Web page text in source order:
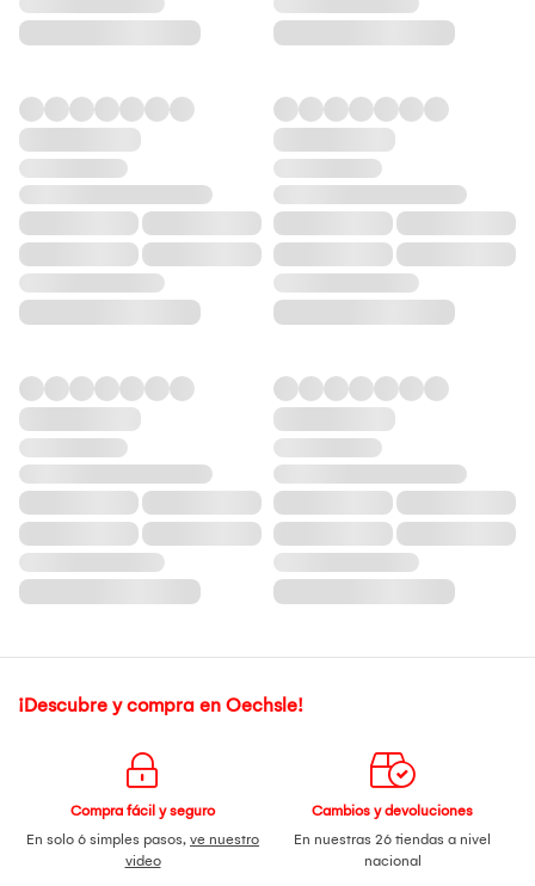
¡Descubre y compra en Oechsle!
Compra fácil y seguro
En solo 6 simples pasos, ve nuestro
video
Cambios y devoluciones
En nuestras 26 tiendas a nivel
nacional